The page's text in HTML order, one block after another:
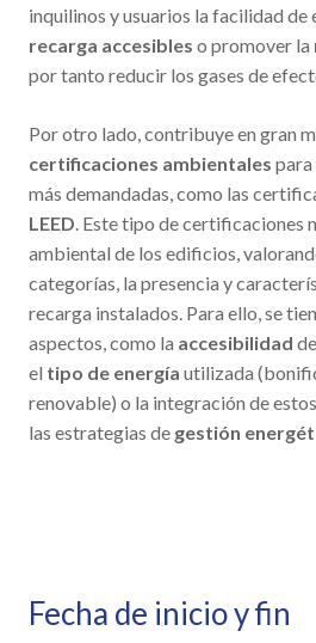
inquilinos y usuarios la facilidad de
recarga accesibles o promover la
por tanto reducir los gases de
Por otro lado, contribuye en gran
certificaciones ambientales para
más demandadas, como las
LEED. Este tipo de certificaciones
ambiental de los edificios,
categorías, la presencia y
recarga instalados. Para ello, se
aspectos, como la accesibilidad
el tipo de energía utilizada
renovable) o la integración de
las estrategias de gestión
Fecha de inicio y fin